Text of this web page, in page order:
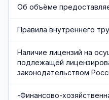
Об объёме
Правила внутреннего
Наличие лицензий на
подлежащей
законодательством
-Финансово-